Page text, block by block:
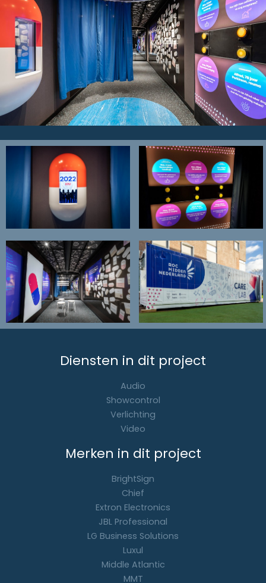
Diensten in dit project
Audio
Showcontrol
Verlichting
Video
Merken in dit project
BrightSign
Chief
Extron Electronics
JBL Professional
LG Business Solutions
Luxul
Middle Atlantic
MMT